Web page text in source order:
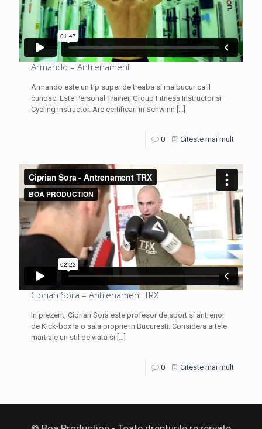
Armando – Antrenament
Armando este un tip super de treaba si ma bucur ca il
cunosc. Este Personal Trainer, Group Fitness Instructor si
Cycling Instructor. Are certificari in Schwinn […]
0 Citeste mai mult
Ciprian Sora – Antrenament TRX
In prezent, Ciprian Sora este profesor de sport si antrenor
de Kick-box la o sala proprie in Bucuresti. Considera artele
martiale un stil de viata si […]
0 Citeste mai mult